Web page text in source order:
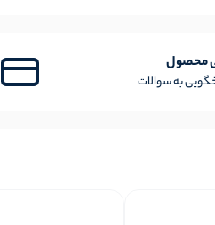
محصول
به سوالات